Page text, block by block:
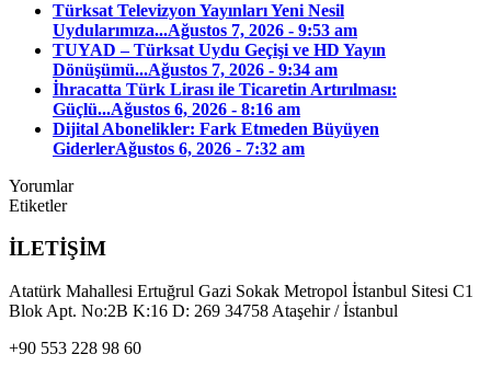
Türksat Televizyon Yayınları Yeni Nesil
Uydularımıza...Ağustos 7, 2026 - 9:53 am
TUYAD – Türksat Uydu Geçişi ve HD Yayın
Dönüşümü...Ağustos 7, 2026 - 9:34 am
İhracatta Türk Lirası ile Ticaretin Artırılması:
Güçlü...Ağustos 6, 2026 - 8:16 am
Dijital Abonelikler: Fark Etmeden Büyüyen
GiderlerAğustos 6, 2026 - 7:32 am
Yorumlar
Etiketler
İLETİŞİM
Atatürk Mahallesi Ertuğrul Gazi Sokak Metropol İstanbul Sitesi C1
Blok Apt. No:2B K:16 D: 269 34758 Ataşehir / İstanbul
+90 553 228 98 60